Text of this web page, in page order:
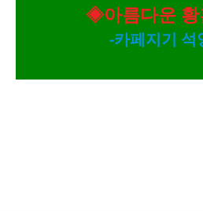
◈아름다운
-카페지기 석